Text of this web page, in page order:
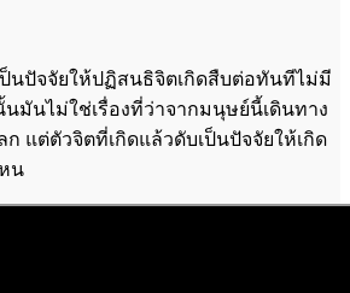
นปัจจัยให้ปฏิสนธิจิตเกิดสืบต่อทันทีไม่มี
นมันไม่ใช่เรื่องที่ว่าจากมนุษย์นี้เดินทาง
แต่ตัวจิตที่เกิดแล้วดับเป็นปัจจัยให้เกิด
น